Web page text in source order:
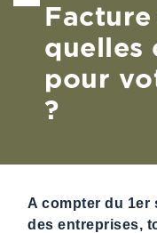
quelles
pour
?
A compter du 1er
des entreprises,